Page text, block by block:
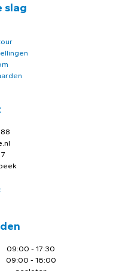
slag
09:00 - 17:30
09:00 - 16:00